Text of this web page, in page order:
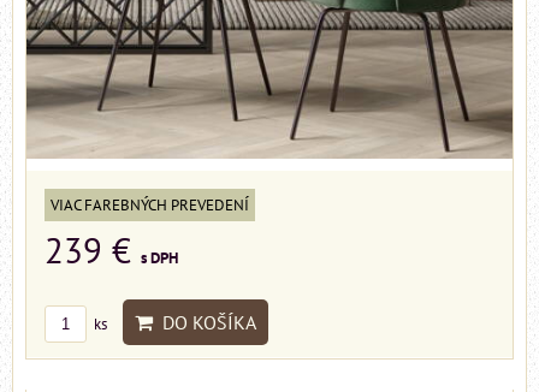
VIAC FAREBNÝCH PREVEDENÍ
239 € s DPH
ks DO KOŠÍKA